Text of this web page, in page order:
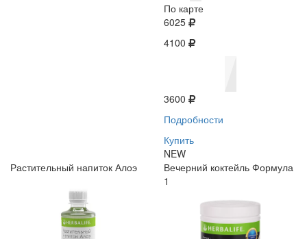
По карте
6025
4100
3600
Подробности
Купить
NEW
Растительный напиток Алоэ
Вечерний коктейль Формула
1